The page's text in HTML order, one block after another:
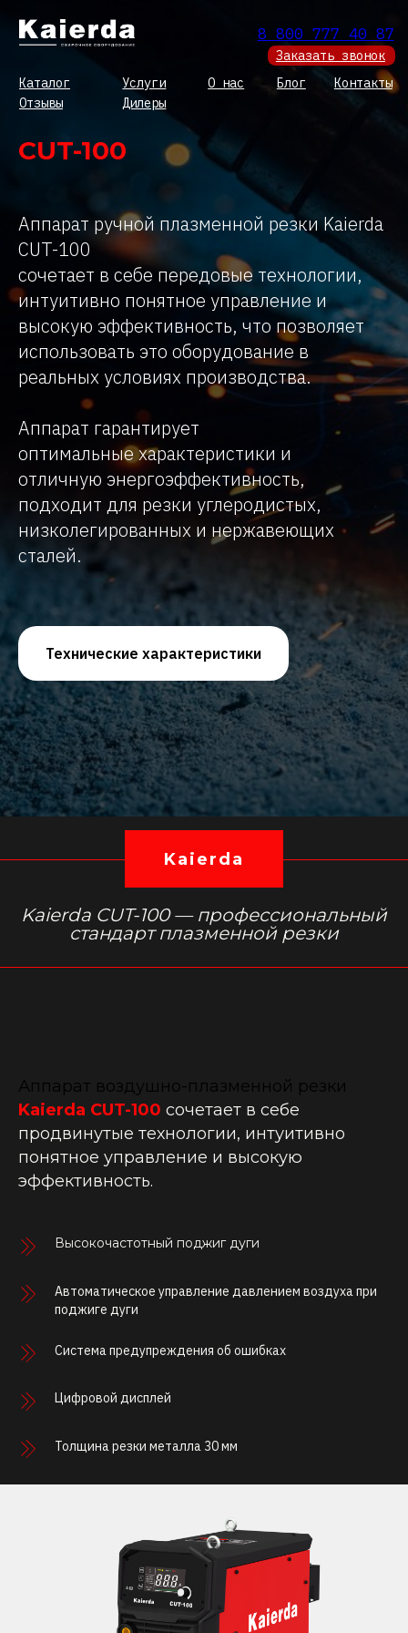
Контакты
Заказать звонок
CUT-100
Аппарат ручной плазменной резки Kaierda
CUT-100
сочетает в себе передовые технологии,
интуитивно понятное управление и
высокую эффективность, что позволяет
использовать это оборудование в
реальных условиях производства.
Аппарат гарантирует
оптимальные характеристики и
отличную энергоэффективность,
подходит для резки углеродистых,
низколегированных и нержавеющих
сталей.
Технические характеристики
Kaierda
Kaierda CUT-100 — профессиональный
стандарт плазменной резки
Аппарат воздушно-плазменной резки
Kaierda CUT-100 сочетает в себе
продвинутые технологии, интуитивно
понятное управление и высокую
эффективность.
Высокочастотный поджиг дуги
Автоматическое управление давлением воздуха при
поджиге дуги
Система предупреждения об ошибках
Цифровой дисплей
Толщина резки металла 30 мм